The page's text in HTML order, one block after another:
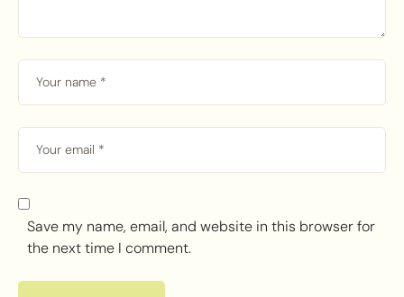
Save my name, email, and website in this browser for
the next time I comment.